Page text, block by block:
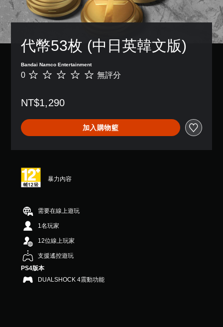
代幣53枚 (中日英韓文版)
Bandai Namco Entertainment
無
0 無評分
NT$1,290
加入購物籃
暴力內容
需要在線上遊玩
1名玩家
12位線上玩家
支援遙控遊玩
PS4版本
DUALSHOCK 4震動功能